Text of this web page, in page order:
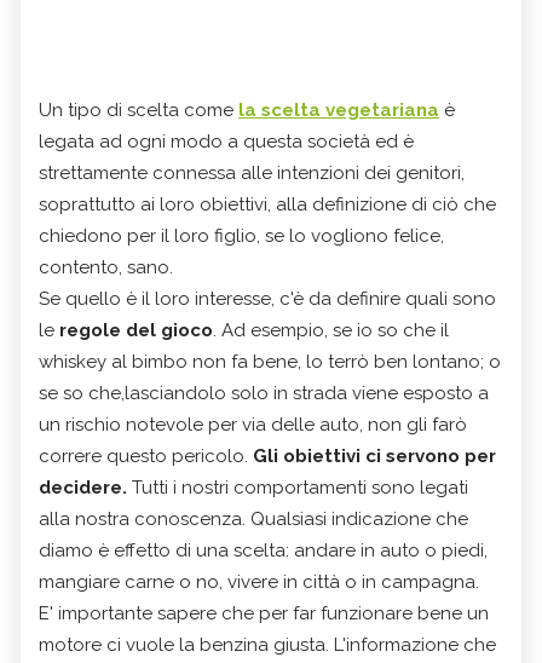
Un tipo di scelta come la scelta vegetariana è
legata ad ogni modo a questa società ed è
strettamente connessa alle intenzioni dei genitori,
soprattutto ai loro obiettivi, alla definizione di ciò che
chiedono per il loro figlio, se lo vogliono felice,
contento, sano.
Se quello è il loro interesse, c'è da definire quali sono
le regole del gioco. Ad esempio, se io so che il
whiskey al bimbo non fa bene, lo terrò ben lontano; o
se so che,lasciandolo solo in strada viene esposto a
un rischio notevole per via delle auto, non gli farò
correre questo pericolo. Gli obiettivi ci servono per
decidere. Tutti i nostri comportamenti sono legati
alla nostra conoscenza. Qualsiasi indicazione che
diamo è effetto di una scelta: andare in auto o piedi,
mangiare carne o no, vivere in città o in campagna.
E' importante sapere che per far funzionare bene un
motore ci vuole la benzina giusta. L'informazione che